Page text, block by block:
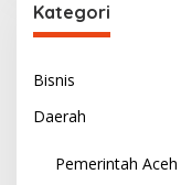
Kategori
Bisnis
Daerah
Pemerintah Aceh